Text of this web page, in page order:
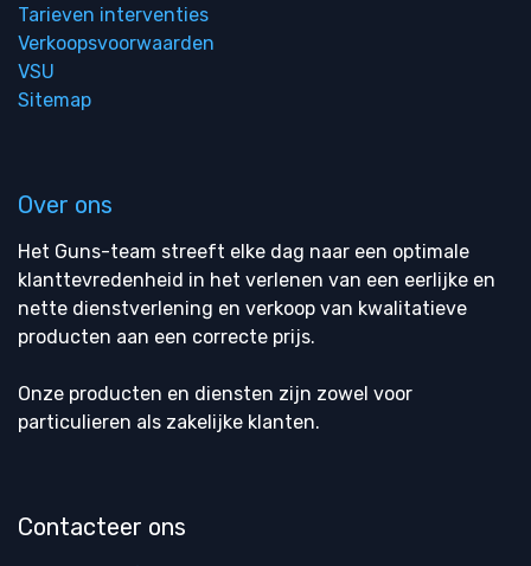
Tarieven interventies
Verkoopsvoorwaarden
VSU
Sitemap
Over ons
Het Guns-team streeft elke dag naar een optimale
klanttevredenheid in het verlenen van een eerlijke en
nette dienstverlening en verkoop van kwalitatieve
producten aan een correcte prijs.
Onze producten en diensten zijn zowel voor
particulieren als zakelijke klanten.
Contacteer ons